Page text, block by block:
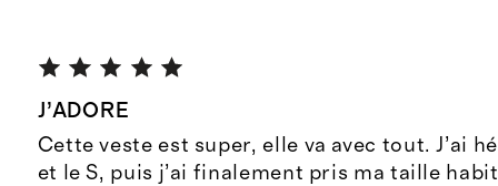
J’ADORE
Cette veste est super, elle va avec tout. J’ai
et le S, puis j’ai finalement pris ma taille